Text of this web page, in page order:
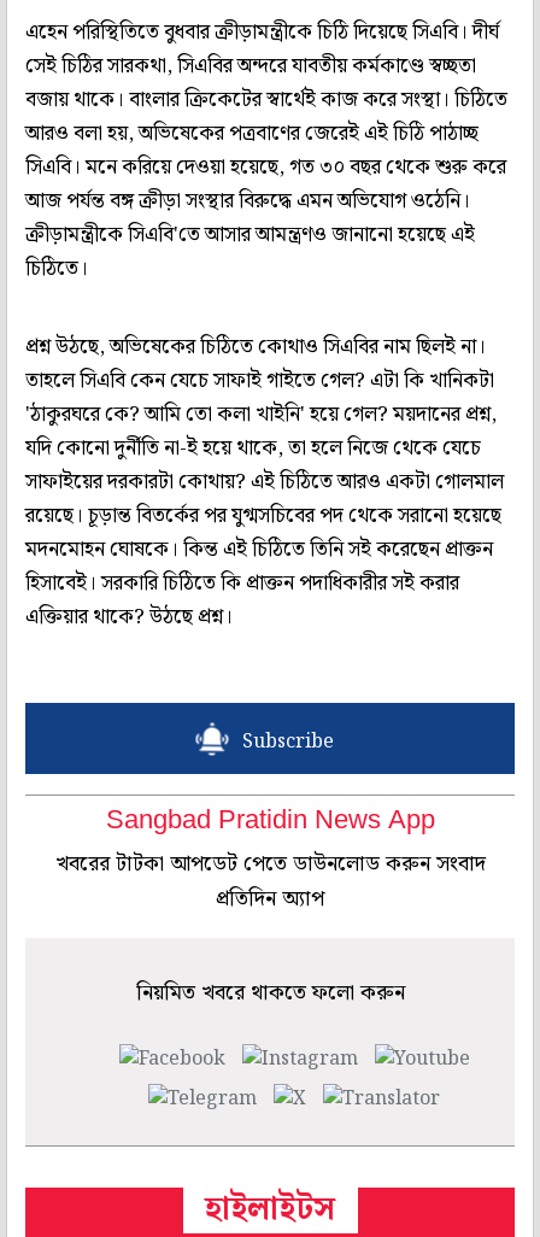
এহেন পরিস্থিতিতে বুধবার ক্রীড়ামন্ত্রীকে চিঠি দিয়েছে সিএবি। দীর্ঘ
সেই চিঠির সারকথা, সিএবির অন্দরে যাবতীয় কর্মকাণ্ডে স্বচ্ছতা
বজায় থাকে। বাংলার ক্রিকেটের স্বার্থেই কাজ করে সংস্থা। চিঠিতে
আরও বলা হয়, অভিষেকের পত্রবাণের জেরেই এই চিঠি পাঠাচ্ছ
সিএবি। মনে করিয়ে দেওয়া হয়েছে, গত ৩০ বছর থেকে শুরু করে
আজ পর্যন্ত বঙ্গ ক্রীড়া সংস্থার বিরুদ্ধে এমন অভিযোগ ওঠেনি।
ক্রীড়ামন্ত্রীকে সিএবি'তে আসার আমন্ত্রণও জানানো হয়েছে এই
চিঠিতে।
প্রশ্ন উঠছে, অভিষেকের চিঠিতে কোথাও সিএবির নাম ছিলই না।
তাহলে সিএবি কেন যেচে সাফাই গাইতে গেল? এটা কি খানিকটা
'ঠাকুরঘরে কে? আমি তো কলা খাইনি' হয়ে গেল? ময়দানের প্রশ্ন,
যদি কোনো দুর্নীতি না-ই হয়ে থাকে, তা হলে নিজে থেকে যেচে
সাফাইয়ের দরকারটা কোথায়? এই চিঠিতে আরও একটা গোলমাল
রয়েছে। চূড়ান্ত বিতর্কের পর যুগ্মসচিবের পদ থেকে সরানো হয়েছে
মদনমোহন ঘোষকে। কিন্ত এই চিঠিতে তিনি সই করেছেন প্রাক্তন
হিসাবেই। সরকারি চিঠিতে কি প্রাক্তন পদাধিকারীর সই করার
এক্তিয়ার থাকে? উঠছে প্রশ্ন।
Subscribe
Sangbad Pratidin News App
খবরের টাটকা আপডেট পেতে ডাউনলোড করুন সংবাদ
প্রতিদিন অ্যাপ
নিয়মিত খবরে থাকতে ফলো করুন
হাইলাইটস